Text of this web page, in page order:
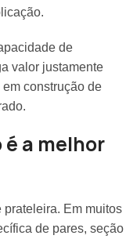
de
valor justamente
construção de
a melhor
prateleira. Em muitos
de pares, seção